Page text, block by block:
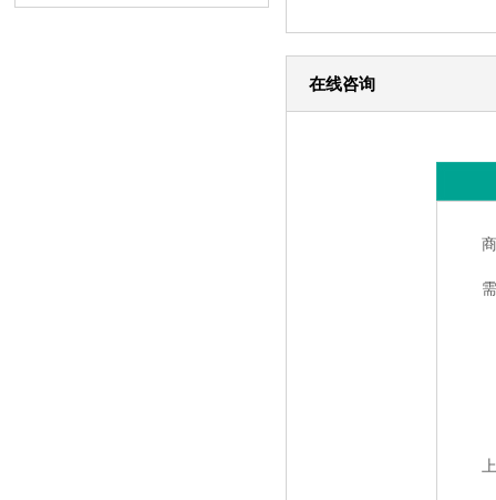
在线咨询